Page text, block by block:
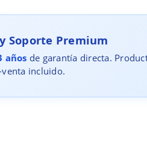
Soporte Premium
años de garantía directa.
incluido.